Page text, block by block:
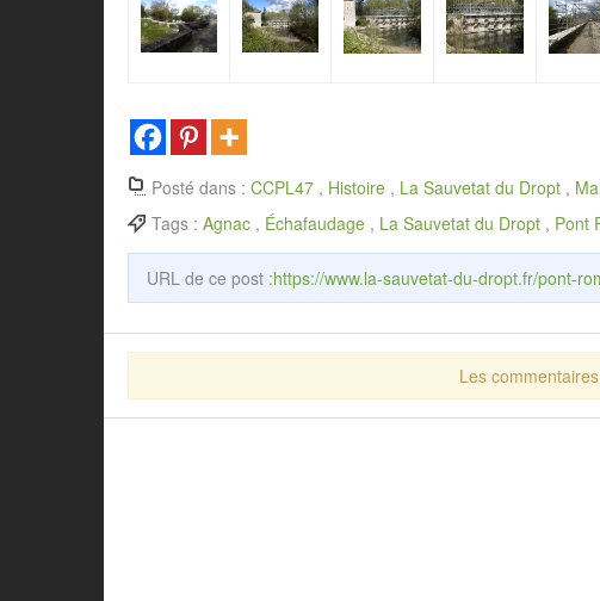
Posté dans : CCPL47 , Histoire , La Sauvetat du Dropt ,
Tags : Agnac , Échafaudage , La Sauvetat du Dropt , Pont
URL de ce post :https://www.la-sauvetat-du-dropt.fr/pont-
Les